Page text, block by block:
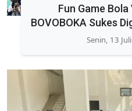
Fun Game
BOVOBOKA Sukes
Senin, 13